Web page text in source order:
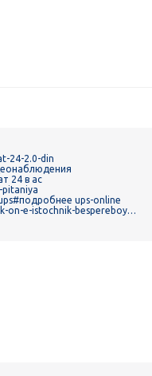
24-2.0-din
24 в ac
pitaniya
#подробнее ups-online
on-e-istochnik-bespereboyno